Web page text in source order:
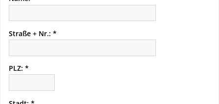
Straße + Nr.:
PLZ: